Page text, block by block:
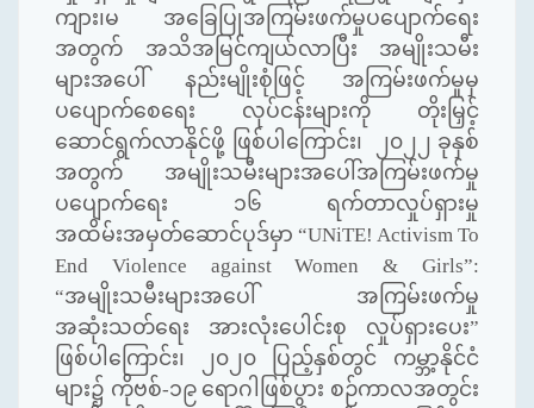
ကျား၊မ အခြေပြုအကြမ်းဖက်မှုပပျောက်ရေး
အတွက် အသိအမြင်ကျယ်လာပြီး အမျိုးသမီး
များအပေါ် နည်းမျိုးစုံဖြင့် အကြမ်းဖက်မှုမှ
ပပျောက်စေရေး လုပ်ငန်းများကို တိုးမြှင့်
ဆောင်ရွက်လာနိုင်ဖို့ ဖြစ်ပါကြောင်း၊ ၂၀၂၂ ခုနှစ်
အတွက် အမျိုးသမီးများအပေါ်အကြမ်းဖက်မှု
ပပျောက်ရေး ၁၆ ရက်တာလှုပ်ရှားမှု
အထိမ်းအမှတ်ဆောင်ပုဒ်မှာ “UNiTE! Activism To
End Violence against Women & Girls”:
“အမျိုးသမီးများအပေါ် အကြမ်းဖက်မှု
အဆုံးသတ်ရေး အားလုံးပေါင်းစု လှုပ်ရှားပေး”
ဖြစ်ပါကြောင်း၊ ၂၀၂၀ ပြည့်နှစ်တွင် ကမ္ဘာ့နိုင်ငံ
များ၌ ကိုဗစ်-၁၉ ရောဂါဖြစ်ပွား စဉ်ကာလအတွင်း